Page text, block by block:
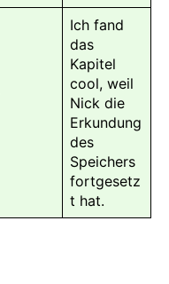
Ich fand
das
Kapitel
cool, weil
Nick die
Erkundung
des
Speichers
fortgesetz
t hat.